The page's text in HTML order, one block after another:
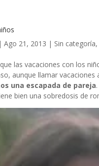
| Ago 21, 2013 | Sin categoría,
las vacaciones con los
aunque llamar
una escapada de pareja
bien una sobredosis de